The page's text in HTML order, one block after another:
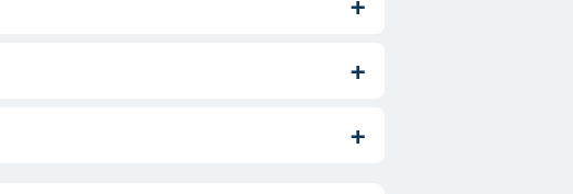
đăng, bạn cũng có thể thay đổi danh mục
tiếp, có nghĩa là khi người dùng nhấp